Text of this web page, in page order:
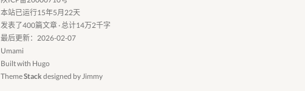
本站已运行15年5月22天
发表了400篇文章 · 总计14万2千字
最后更新：2026-02-07
Umami
Built with Hugo
ThemeStack designed byJimmy